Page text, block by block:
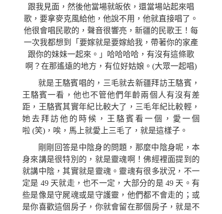
跟我見面，然後他當場就皈依，還當場站起來唱
歌，要拿麥克風給他，他說不用，他就直接唱了。
他很會唱民歌的，聲音很響亮，新疆的民歌王！每
一次我都想到
「要嫁就是要嫁給我，帶著你的家產
跟你的妹妹一起來。 」 哈哈哈哈，有沒有這條歌
啊？ 在那遙遠的地方，有位好姑娘 。 (大眾一起唱)
就是王駱賓唱的，三毛就去新疆拜訪王駱賓，
王駱賓一看，他也不管他們年齡兩個人有沒有差
距，王駱賓其實年紀比較大了，三毛年紀比較輕，
她去拜訪他的時候，王駱賓看一個，愛一個
啦 (笑)， 唉， 馬上就愛上三毛了， 就是這樣子 。
剛剛回答是中陰身的問題，那麼中陰身呢，本
身來講是很特別的，就是靈魂啊！佛經裡面提到的
就講中陰，其實就是靈魂。靈魂有很多狀況，不一
定是 49 天就走，也不一定，大部分的是 49 天。有
些是像是守屍魂或是守護靈，他們都不會走的；或
是你喜歡這個房子，你就會留在那個房子，就是不